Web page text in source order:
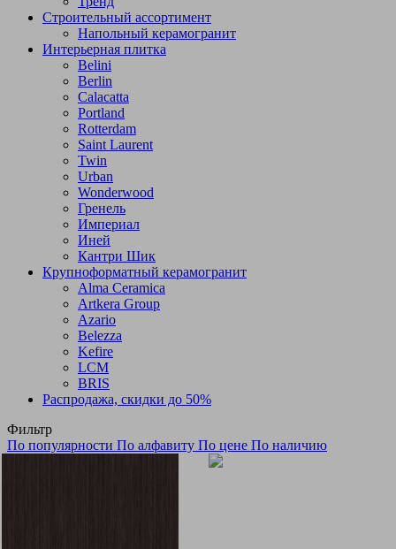
Строительный ассортимент
Напольный керамогранит
Интерьерная плитка
Belini
Berlin
Calacatta
Portland
Rotterdam
Saint Laurent
Twin
Urban
Wonderwood
Гренель
Империал
Иней
Кантри Шик
Крупноформатный керамогранит
Alma Ceramica
Artkera Group
Azario
Belezza
Kefire
LCM
BRIS
Распродажа, скидки до 50%
Фильтр
По популярности По алфавиту По цене По наличию